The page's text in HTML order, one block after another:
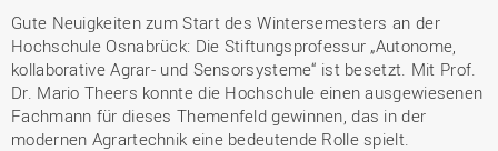
Gute Neuigkeiten zum Start des Wintersemesters an der
Hochschule Osnabrück: Die Stiftungsprofessur „Autonome,
kollaborative Agrar- und Sensorsysteme“ ist besetzt. Mit Prof.
Dr. Mario Theers konnte die Hochschule einen ausgewiesenen
Fachmann für dieses Themenfeld gewinnen, das in der
modernen Agrartechnik eine bedeutende Rolle spielt.